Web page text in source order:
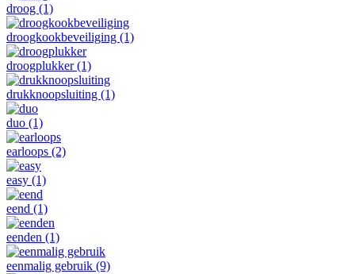
droog (1)
droogkookbeveiliging (1)
droogplukker(1)
drukknoopsluiting (1)
duo (1)
earloops (2)
easy (1)
eend (1)
eenden (1)
eenmalig gebruik (9)